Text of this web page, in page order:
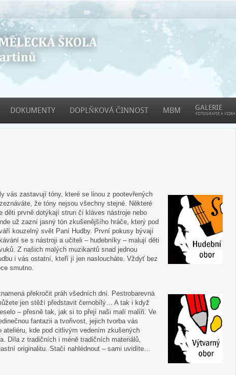
DOKUMENTY DOPLŇKOVÁ ČINNOST MBM GALERIE
FOTOGRAFIE A VIDEA
vás zastavují tóny, které se linou z pootevřených
že tóny nejsou všechny stejné. Některé
děti prvně dotýkají strun či kláves nástroje nebo
už zazní jasný tón zkušenějšího hráče, který pod
kouzelný svět Paní Hudby. První pokusy bývají
se s nástroji a učiteli – hudebníky – malují děti
Z našich malých muzikantů snad jednou
i vás ostatní, kteří jí jen nasloucháte. Vždyť bez
smutno.
překročit práh všedních dní. Pestrobarevná
jen stěží představit černobílý… A tak i když
– přesně tak, jak si to přejí naši malí malíři. Ve
fantazii a tvořivost, jejich tvorba vás
ateliéru, kde pod citlivým vedením zkušených
Díla z tradičních i méně tradičních materiálů,
originalitu. Stačí nahlédnout – sami uvidíte…